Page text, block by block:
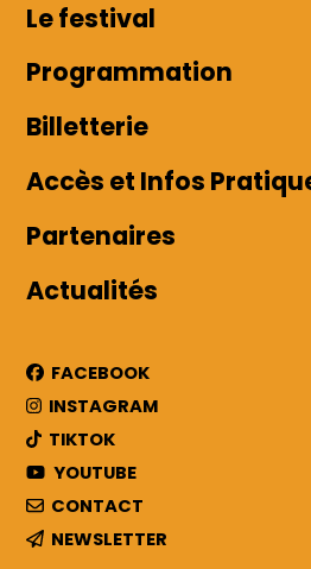
Le festival
Programmation
Billetterie
Accès et Infos
Partenaires
Actualités
FACEBOOK
INSTAGRAM
TIKTOK
YOUTUBE
CONTACT
NEWSLETTER
Accès et Infos
Partenaires
Actualités
Mon compte
Facebook
TikTok
Youtube
Contact